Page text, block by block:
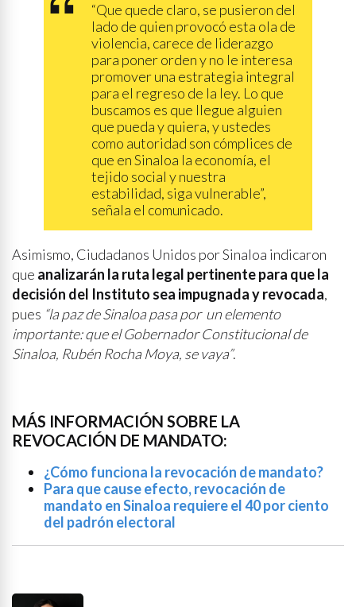
“Que quede claro, se pusieron del
lado de quien provocó esta ola de
violencia, carece de liderazgo
para poner orden y no le interesa
promover una estrategia integral
para el regreso de la ley. Lo que
buscamos es que llegue alguien
que pueda y quiera, y ustedes
como autoridad son cómplices de
que en Sinaloa la economía, el
tejido social y nuestra
estabilidad, siga vulnerable”,
señala el comunicado.
Asimismo, Ciudadanos Unidos por Sinaloa indicaron
que analizarán la ruta legal pertinente para que la
decisión del Instituto sea impugnada y revocada,
pues “la paz de Sinaloa pasa por un elemento
importante: que el Gobernador Constitucional de
Sinaloa, Rubén Rocha Moya, se vaya”.
MÁS INFORMACIÓN SOBRE LA
REVOCACIÓN DE MANDATO:
¿Cómo funciona la revocación de mandato?
Para que cause efecto, revocación de
mandato en Sinaloa requiere el 40 por ciento
del padrón electoral